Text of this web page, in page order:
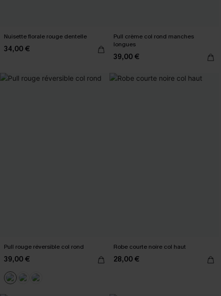
Nuisette florale rouge dentelle
34,00 €
Pull crème col rond manches
longues
39,00 €
Pull rouge réversible col rond
39,00 €
Robe courte noire col haut
28,00 €